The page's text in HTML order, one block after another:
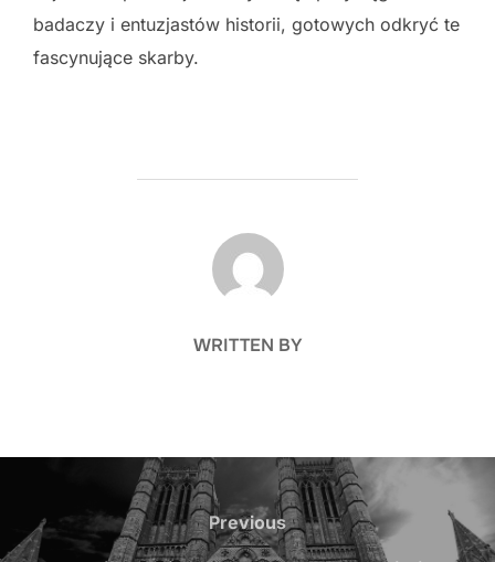
badaczy i entuzjastów historii, gotowych odkryć te
fascynujące skarby.
POST AUTHOR
WRITTEN BY
Nawigacja
wpisu
Previous
Previous